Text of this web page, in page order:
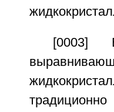
[0003]